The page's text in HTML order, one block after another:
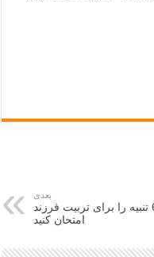
بعدی
این 6 تنبیه را برای تربیت فرزند
امتحان کنید